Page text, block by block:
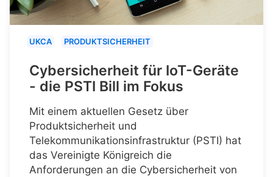
UKCA PRODUKTSICHERHEIT
Cybersicherheit für IoT-Geräte
- die PSTI Bill im Fokus
Mit einem aktuellen Gesetz über
Produktsicherheit und
Telekommunikationsinfrastruktur (PSTI) hat
das Vereinigte Königreich die
Anforderungen an die Cybersicherheit von